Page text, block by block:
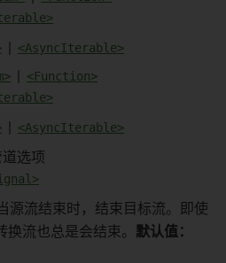
<AsyncIterable>
<Function>
<AsyncIterable>
道选项
源流结束时，结束目标流。即使
换流也总是会结束。 默认值：